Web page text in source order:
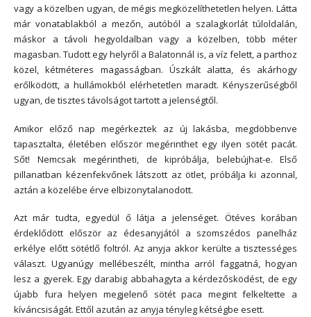
vagy a közelben ugyan, de mégis megközelíthetetlen helyen. Látta
már vonatablakból a mezőn, autóból a szalagkorlát túloldalán,
máskor a távoli hegyoldalban vagy a közelben, több méter
magasban. Tudott egy helyről a Balatonnál is, a víz felett, a parthoz
közel, kétméteres magasságban. Úszkált alatta, és akárhogy
erőlködött, a hullámokból elérhetetlen maradt. Kényszerűségből
ugyan, de tisztes távolságot tartott a jelenségtől.
Amikor előző nap megérkeztek az új lakásba, megdöbbenve
tapasztalta, életében először megérinthet egy ilyen sötét pacát.
Sőt! Nemcsak megérintheti, de kipróbálja, belebújhat-e. Első
pillanatban kézenfekvőnek látszott az ötlet, próbálja ki azonnal,
aztán a közelébe érve elbizonytalanodott.
Azt már tudta, egyedül ő látja a jelenséget. Ötéves korában
érdeklődött először az édesanyjától a szomszédos panelház
erkélye előtt sötétlő foltról. Az anyja akkor kerülte a tisztességes
választ. Ugyanúgy mellébeszélt, mintha arról faggatná, hogyan
lesz a gyerek. Egy darabig abbahagyta a kérdezősködést, de egy
újabb fura helyen megjelenő sötét paca megint felkeltette a
kíváncsiságát. Ettől azután az anyja tényleg kétségbe esett.